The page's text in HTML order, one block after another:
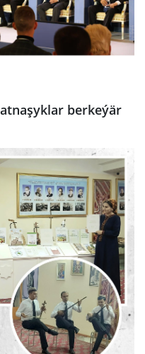
berkeýär